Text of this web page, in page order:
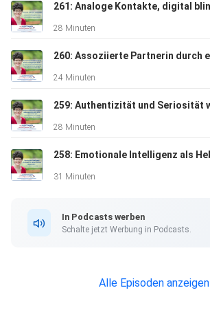
28 Minuten
24 Minuten
28 Minuten
31 Minuten
In Podcasts werben
Schalte jetzt Werbung in Podcasts.
Alle Episoden anzeigen